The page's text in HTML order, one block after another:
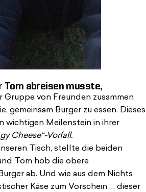
Tom abreisen musste,
Gruppe von Freunden zusammen
gemeinsam Burger zu essen. Dieses
wichtigen Meilenstein in ihrer
Cheese“-Vorfall.
Tisch, stellte die beiden
Tom hob die obere
ab. Und wie aus dem Nichts
Käse zum Vorschein … dieser